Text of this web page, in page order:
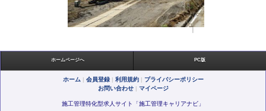
ホームページへ PC版
ホーム | 会員登録| 利用規約| プライバシーポリシー
お問い合わせ| マイページ
施工管理特化型求人サイト「施工管理キャリアナビ」